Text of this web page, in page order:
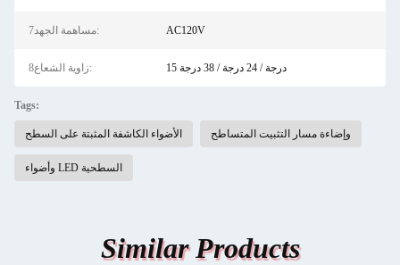
7مساهمة الجهد: AC120V
8زاوية الشعاع: 15 درجة / 24 درجة / 38 درجة
Tags:
الأضواء الكاشفة المثبتة على السطح وإضاءة مسار التثبيت المتساطح
وأضواء LED السطحية
Similar Products